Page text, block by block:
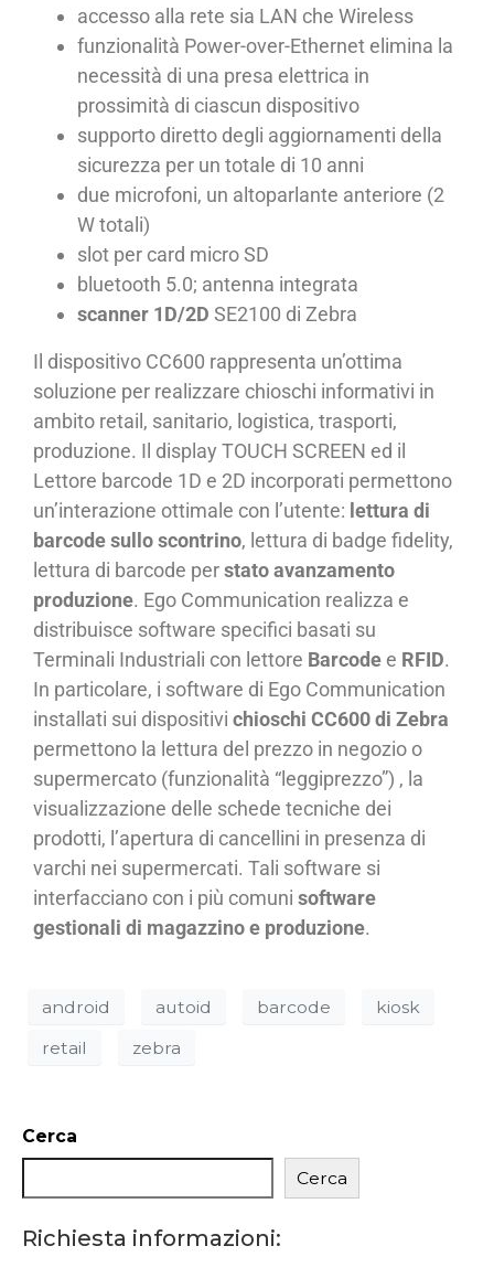
accesso alla rete sia LAN che Wireless
funzionalità Power-over-Ethernet elimina la
necessità di una presa elettrica in
prossimità di ciascun dispositivo
supporto diretto degli aggiornamenti della
sicurezza per un totale di 10 anni
due microfoni, un altoparlante anteriore (2
W totali)
slot per card micro SD
bluetooth 5.0; antenna integrata
scanner 1D/2D SE2100 di Zebra
Il dispositivo CC600 rappresenta un’ottima
soluzione per realizzare chioschi informativi in
ambito retail, sanitario, logistica, trasporti,
produzione. Il display TOUCH SCREEN ed il
Lettore barcode 1D e 2D incorporati permettono
un’interazione ottimale con l’utente: lettura di
barcode sullo scontrino, lettura di badge fidelity,
lettura di barcode perstato avanzamento
produzione. Ego Communication realizza e
distribuisce software specifici basati su
Terminali Industriali con lettore Barcode e RFID.
In particolare, i software di Ego Communication
installati sui dispositivi chioschi CC600 di Zebra
permettono la lettura del prezzo in negozio o
supermercato (funzionalità “leggiprezzo”) , la
visualizzazione delle schede tecniche dei
prodotti, l’apertura di cancellini in presenza di
varchi nei supermercati. Tali software si
interfacciano con i più comuni software
gestionali di magazzino e produzione.
android autoid barcode
kiosk
retail
zebra
Cerca
Cerca
Richiesta informazioni: